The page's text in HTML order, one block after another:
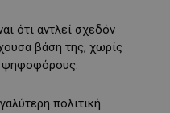
ότι αντλεί σχεδόν
βάση της, χωρίς
ψηφοφόρους.
πολιτική